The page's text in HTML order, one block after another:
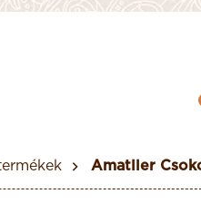
Amatller